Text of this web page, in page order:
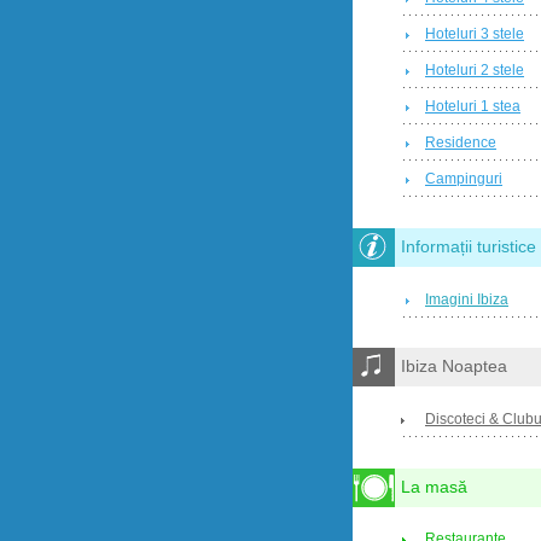
Hoteluri 3 stele
Hoteluri 2 stele
Hoteluri 1 stea
Residence
Campinguri
Informații turistice
Imagini Ibiza
Ibiza Noaptea
Discoteci &
La masă